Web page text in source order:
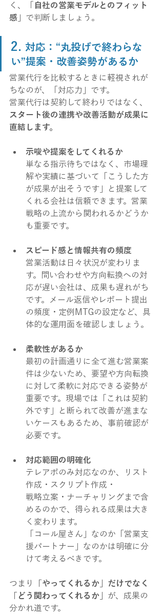
く、「
自社の営業モデルとのフィット
感 」で判断しましょう。
2. 対応：“丸投げで終わらな
い”提案・改善姿勢があるか
営業代行を比較するときに軽視されが
ちなのが、「対応力」です。
営業代行は契約して終わりではなく、
スタート後の連携や改善活動が成果に
直結します。
示唆や提案をしてくれるか
単なる指示待ちではなく、市場理
解や実績に基づいて「こうした方
が成果が出そうです」と提案して
くれる会社は信頼できます。営業
戦略の上流から関われるかどうか
も重要です。
スピード感と情報共有の頻度
営業活動は日々状況が変わりま
す。問い合わせや方向転換への対
応が遅い会社は、成果も遅れがち
です。メール返信やレポート提出
の頻度・定例MTGの設定など、具
体的な運用面を確認しましょう。
柔軟性があるか
最初の計画通りに全て進む営業案
件は少ないため、要望や方向転換
に対して柔軟に対応できる姿勢が
重要です。現場では「これは契約
外です」と断られて改善が進まな
いケースもあるため、事前確認が
必要です。
対応範囲の明確化
テレアポのみ対応なのか、リスト
作成・スクリプト作成・
戦略立案・ナーチャリングまで含
めるのかで、得られる成果は大き
く変わります。
「コール屋さん」なのか「営業支
援パートナー」なのかは明確に分
けて考えるべきです。
つまり
「やってくれるか」だけでなく
「どう関わってくれるか」 が、成果の
分かれ道です。